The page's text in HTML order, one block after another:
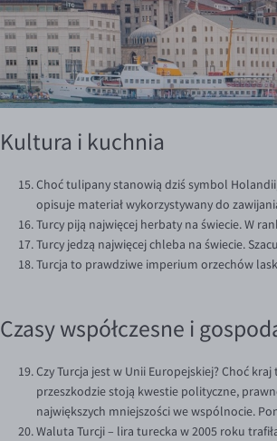
Kultura i kuchnia
Choć tulipany stanowią dziś symbol
opisuje materiał wykorzystywany do
Turcy piją najwięcej herbaty na świecie. W
Turcy jedzą najwięcej chleba na świecie.
Turcja to prawdziwe imperium orzechów
Czasy współczesne i
Czy Turcja jest w Unii Europejskiej? Choć
przeszkodzie stoją kwestie polityczne,
największych mniejszości we wspólnocie.
Waluta Turcji – lira turecka w 2005 roku